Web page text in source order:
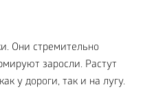
Они стремительно
заросли. Растут
у дороги, так и на лугу.